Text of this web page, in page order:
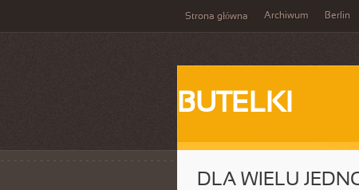
Strona główna Archiwum Berlin
BUTELKI
DLA WIELU